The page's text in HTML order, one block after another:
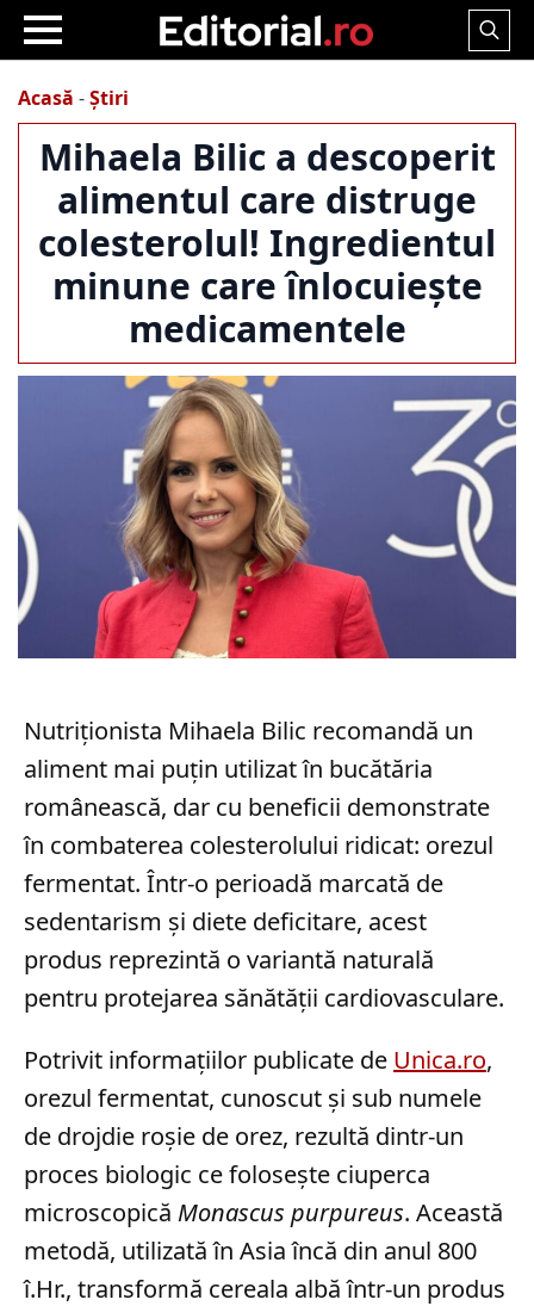
Search
Acasă -Știri
Mihaela Bilic a descoperit
alimentul care distruge
colesterolul! Ingredientul
minune care înlocuiește
medicamentele
Nutriționista Mihaela Bilic recomandă un
aliment mai puțin utilizat în bucătăria
românească, dar cu beneficii demonstrate
în combaterea colesterolului ridicat: orezul
fermentat. Într-o perioadă marcată de
sedentarism și diete deficitare, acest
produs reprezintă o variantă naturală
pentru protejarea sănătății cardiovasculare.
Potrivit informațiilor publicate de Unica.ro,
orezul fermentat, cunoscut și sub numele
de drojdie roșie de orez, rezultă dintr-un
proces biologic ce folosește ciuperca
microscopică Monascus purpureus. Această
metodă, utilizată în Asia încă din anul 800
î.Hr., transformă cereala albă într-un produs